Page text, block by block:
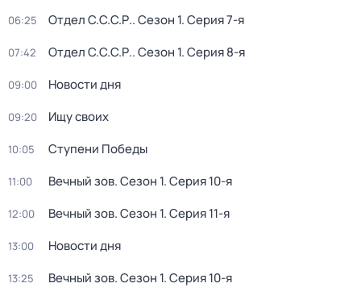
06:25 Отдел С.С.С.Р.. Сезон 1. Серия 7-я
07:42 Отдел С.С.С.Р.. Сезон 1. Серия 8-я
09:00 Новости дня
09:20 Ищу своих
10:05 Ступени Победы
11:00 Вечный зов. Сезон 1. Серия 10-я
12:00 Вечный зов. Сезон 1. Серия 11-я
13:00 Новости дня
13:25 Вечный зов. Сезон 1. Серия 10-я